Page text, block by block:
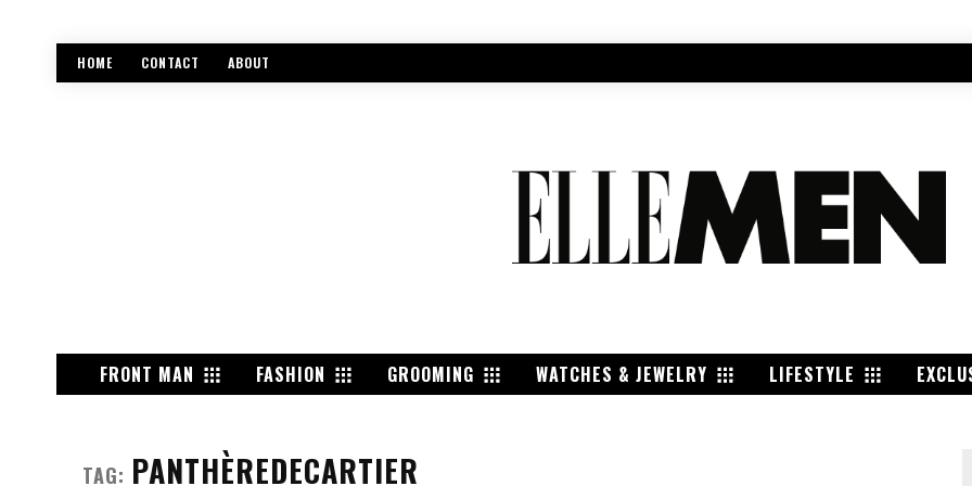
HOME CONTACT ABOUT
FRONT MAN FASHION GROOMING WATCHES & JEWELRY LIFESTYLE
TAG: PANTHÈREDECARTIER